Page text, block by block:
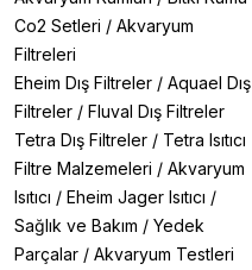
Co2 Setleri / Akvaryum
Filtreleri
Eheim Dış Filtreler / Aquael Dış
Filtreler / Fluval Dış Filtreler
Tetra Dış Filtreler / Tetra Isıtıcı
Filtre Malzemeleri / Akvaryum
Isıtıcı / Eheim Jager Isıtıcı /
Sağlık ve Bakım / Yedek
Parçalar / Akvaryum Testleri